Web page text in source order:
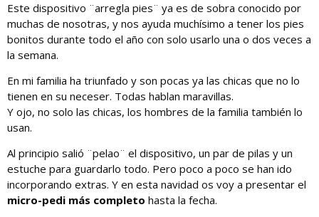
Este dispositivo ¨arregla pies¨ ya es de sobra conocido por
muchas de nosotras, y nos ayuda muchísimo a tener los pies
bonitos durante todo el año con solo usarlo una o dos veces a
la semana.
En mi familia ha triunfado y son pocas ya las chicas que no lo
tienen en su neceser. Todas hablan maravillas.
Y ojo, no solo las chicas, los hombres de la familia también lo
usan.
Al principio salió ¨pelao¨ el dispositivo, un par de pilas y un
estuche para guardarlo todo. Pero poco a poco se han ido
incorporando extras. Y en esta navidad os voy a presentar el
micro-pedi más completo hasta la fecha.